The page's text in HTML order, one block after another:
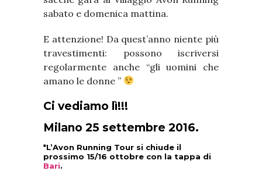
sabato e domenica mattina.
E attenzione! Da quest’anno niente più
travestimenti: possono iscriversi
regolarmente anche “gli uomini che
amano le donne ”
Ci vediamo lì!!!
Milano 25 settembre 2016.
*L’Avon Running Tour si chiude il
prossimo 15/16 ottobre con la tappa di
Bari.